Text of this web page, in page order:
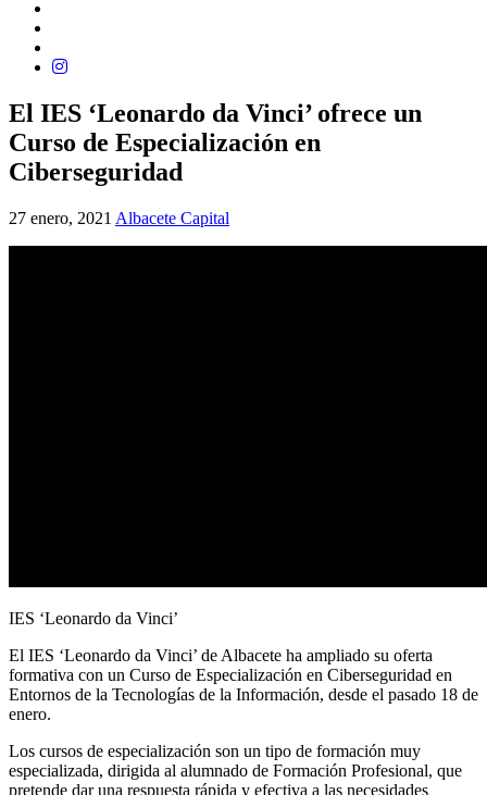
El IES ‘Leonardo da Vinci’ ofrece un
Curso de Especialización en
Ciberseguridad
27 enero, 2021 Albacete Capital
IES ‘Leonardo da Vinci’
El IES ‘Leonardo da Vinci’ de Albacete ha ampliado su oferta
formativa con un Curso de Especialización en Ciberseguridad en
Entornos de la Tecnologías de la Información, desde el pasado 18 de
enero.
Los cursos de especialización son un tipo de formación muy
especializada, dirigida al alumnado de Formación Profesional, que
pretende dar una respuesta rápida y efectiva a las necesidades